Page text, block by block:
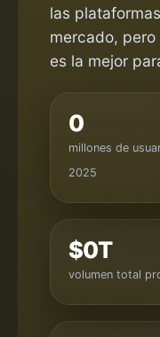
las
mercado,
es la mejor
0
millones de
2025
$0T
volumen total